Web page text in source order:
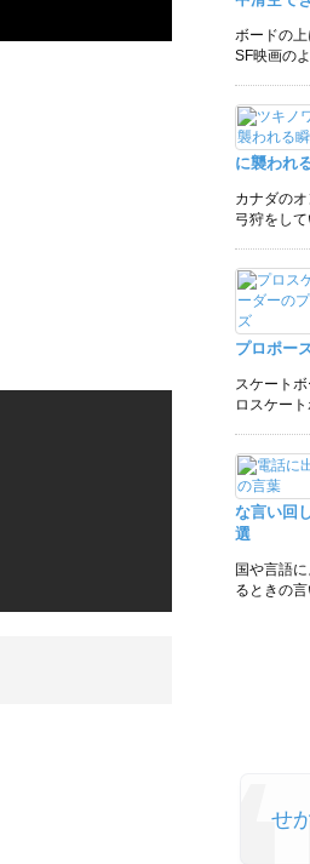
ボードの
SF映画の
に襲われ
カナダの
弓狩をし
プロポー
スケート
ロスケー
な言い回
選
国や言語
るときの
せ